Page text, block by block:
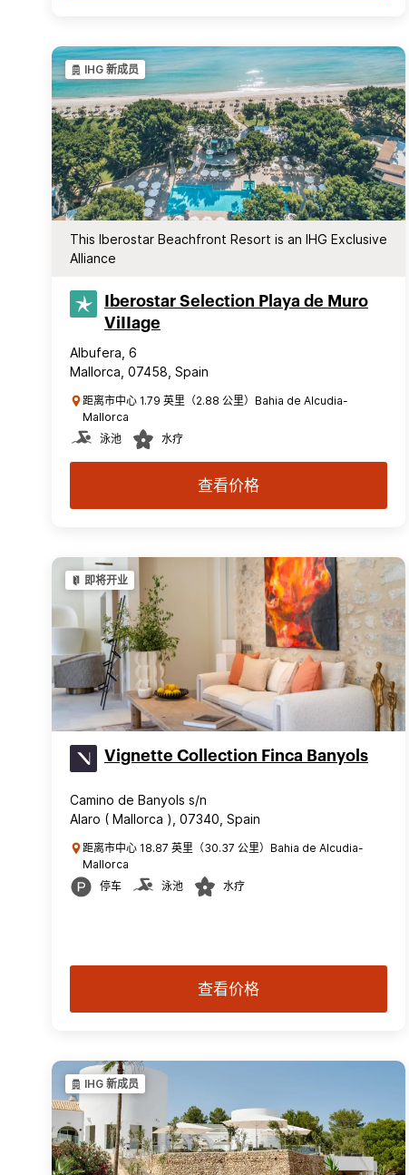
IHG 新成员
This Iberostar Beachfront Resort is an IHG Exclusive
Alliance
Iberostar Selection​ Playa de Muro
ViIIage
Albufera, 6
Mallorca, 07458, Spain
距离市中心 1.79 英里（2.88 公里）Bahia de Alcudia-
Mallorca
泳池
水疗
查看价格
即将开业
Vignette Collection Finca Banyols
Camino de Banyols s/n
Alaro ( Mallorca ), 07340, Spain
距离市中心 18.87 英里（30.37 公里）Bahia de Alcudia-
Mallorca
停车
泳池 水疗
查看价格
IHG 新成员